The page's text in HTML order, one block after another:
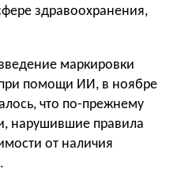
здравоохранения,
маркировки
помощи ИИ, в ноябре
что по-прежнему
нарушившие правила
от наличия